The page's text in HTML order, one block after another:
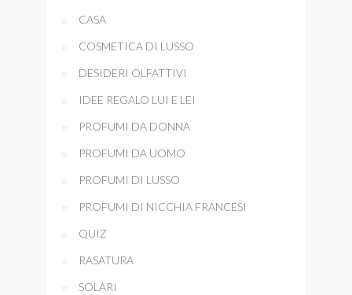
CASA
COSMETICA DI LUSSO
DESIDERI OLFATTIVI
IDEE REGALO LUI E LEI
PROFUMI DA DONNA
PROFUMI DA UOMO
PROFUMI DI LUSSO
PROFUMI DI NICCHIA FRANCESI
QUIZ
RASATURA
SOLARI